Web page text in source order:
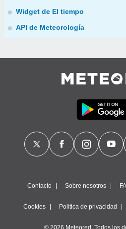
Widget de El tiempo
API de Meteorología
Contacto Sobre nosotros
Cookies Política de privacidad
© 2026 Meteored. Todos los